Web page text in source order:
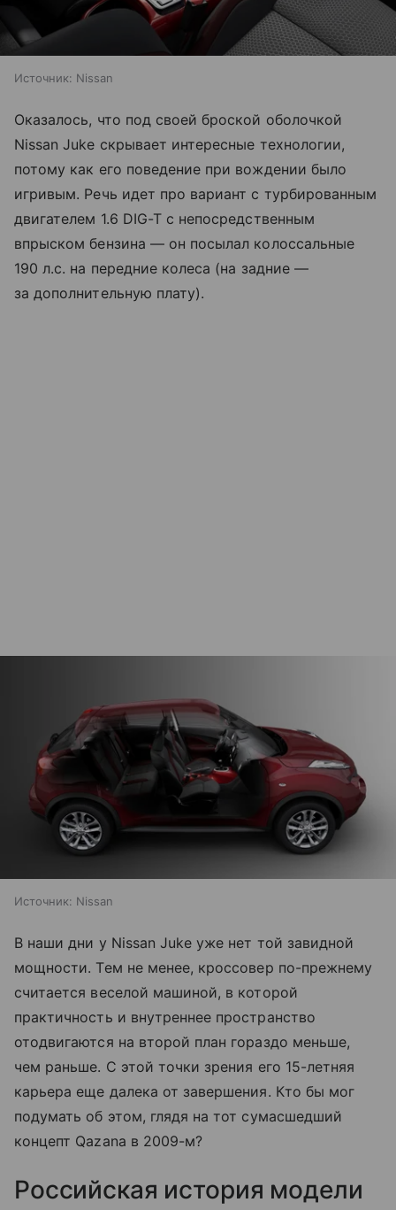
Источник: Nissan
Оказалось, что под своей броской оболочкой
Nissan Juke скрывает интересные технологии,
потому как его поведение при вождении было
игривым. Речь идет про вариант с турбированным
двигателем 1.6 DIG-T с непосредственным
впрыском бензина — он посылал колоссальные
190 л.с. на передние колеса (на задние —
за дополнительную плату).
Источник: Nissan
В наши дни у Nissan Juke уже нет той завидной
мощности. Тем не менее, кроссовер по-прежнему
считается веселой машиной, в которой
практичность и внутреннее пространство
отодвигаются на второй план гораздо меньше,
чем раньше. С этой точки зрения его 15-летняя
карьера еще далека от завершения. Кто бы мог
подумать об этом, глядя на тот сумасшедший
концепт Qazana в 2009-м?
Российская история модели